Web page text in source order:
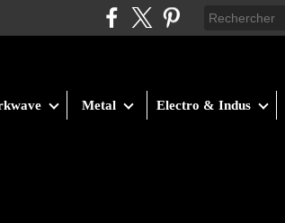
Metal Electro & Indus